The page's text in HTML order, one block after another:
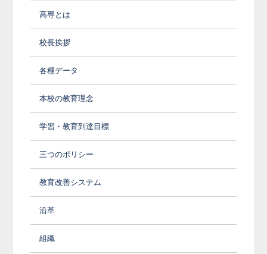
高専とは
校長挨拶
各種データ
本校の教育理念
学習・教育到達目標
三つのポリシー
教育改善システム
沿革
組織